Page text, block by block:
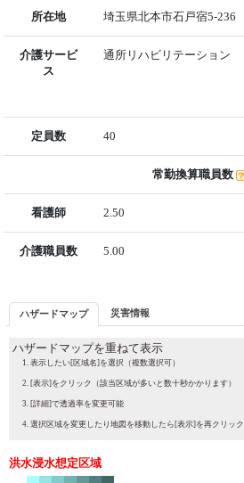
所在地 埼玉県北本市石戸宿5-236
介護サービ
ス
通所リハビリテーション
定員数 40
常勤換算職員数
看護師 2.50
介護職員数 5.00
ハザードマップ 災害情報
ハザードマップを重ねて表示
表示したい[区域名]を選択（複数選択可）
[表示]をクリック（該当区域が多いと数十秒かかります）
[詳細]で透過率を変更可能
選択区域を変更したり地図を移動したら[表示]を再クリック
洪水浸水想定区域